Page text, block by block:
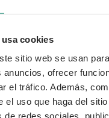
cookies
sitio web se usan
anuncios, ofrecer
el tráfico. Además,
el uso que haga del
de redes sociales,